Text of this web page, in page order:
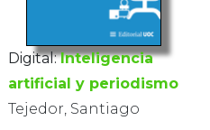
Digital: Inteligencia
artificial y periodismo
Tejedor, Santiago